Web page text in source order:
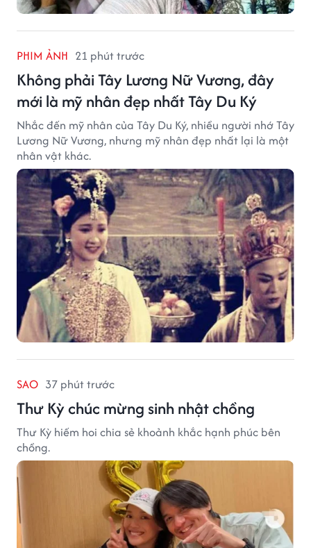
PHIM ẢNH 21 phút trước
Không phải Tây Lương Nữ Vương, đây
mới là mỹ nhân đẹp nhất Tây Du Ký
Nhắc đến mỹ nhân của Tây Du Ký, nhiều người nhớ Tây
Lương Nữ Vương, nhưng mỹ nhân đẹp nhất lại là một
nhân vật khác.
SAO 37 phút trước
Thư Kỳ chúc mừng sinh nhật chồng
Thư Kỳ hiếm hoi chia sẻ khoảnh khắc hạnh phúc bên
chồng.